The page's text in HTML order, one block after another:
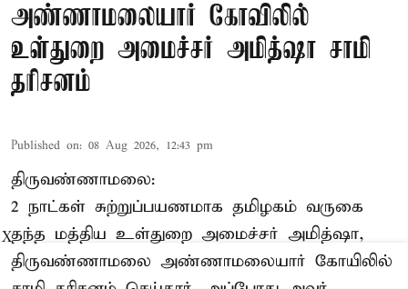
அண்ணாமலையார் கோவிலில்
உள்துறை அமைச்சர் அமித்ஷா சாமி
தரிசனம்
Published on: 08 Aug 2026, 12:43 pm
திருவண்ணாமலை:
2 நாட்கள் சுற்றுப்பயணமாக தமிழகம் வருகை
தந்த மத்திய உள்துறை அமைச்சர் அமித்ஷா,
திருவண்ணாமலை அண்ணாமலையார் கோயிலில்
X